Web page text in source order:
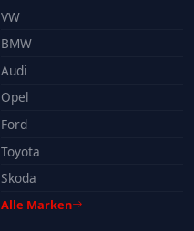
VW
BMW
Audi
Opel
Ford
Toyota
Skoda
Alle Marken